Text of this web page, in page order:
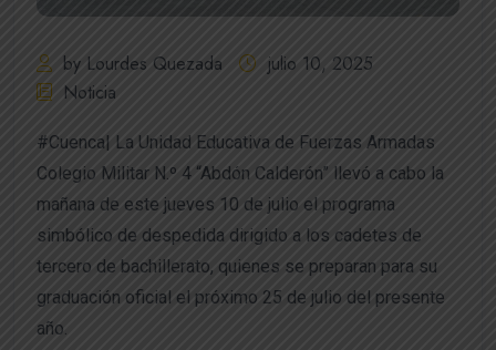
by Lourdes Quezada
julio 10, 2025
Noticia
#Cuenca| La Unidad Educativa de Fuerzas Armadas
Colegio Militar N.º 4 “Abdón Calderón” llevó a cabo la
mañana de este jueves 10 de julio el programa
simbólico de despedida dirigido a los cadetes de
tercero de bachillerato, quienes se preparan para su
graduación oficial el próximo 25 de julio del presente
año.